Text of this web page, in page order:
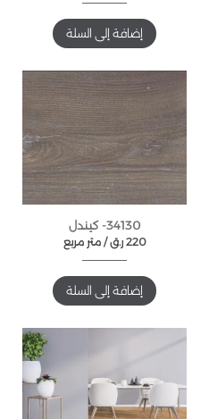
إضافة إلى السلة
34130- كيندل
متر مربع / 220 ر.ق
إضافة إلى السلة